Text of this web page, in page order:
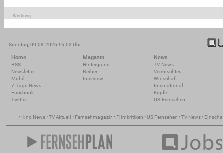
Werbung
Sonntag, 09.08.2026 16:53 Uhr
Home
RSS
Newsletter
Mobil
7-Tage-News
Facebook
Twitter
Magazin
Hintergrund
Reihen
Interview
News
TV-News
Vermischtes
Wirtschaft
International
Köpfe
US-Fernsehen
• Kino News •TV Aktuell • Fernsehmagazin • Filmkritiken • US Fernsehen •TV News •